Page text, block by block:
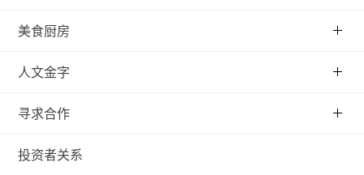
美食厨房
人文金字
寻求合作
投资者关系